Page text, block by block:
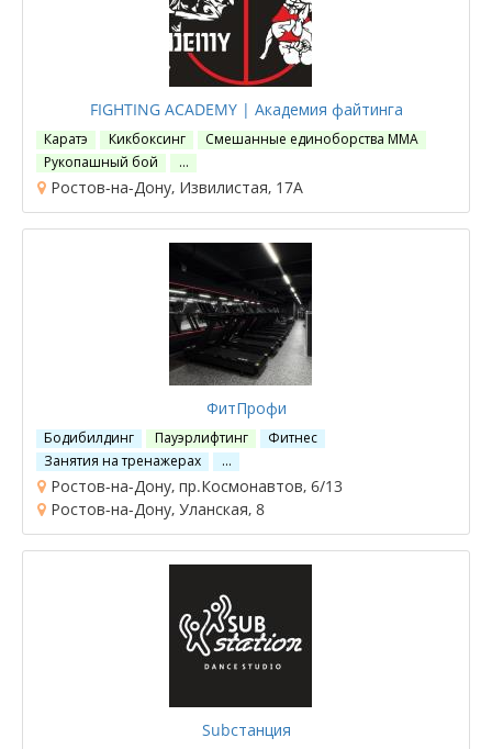
FIGHTING ACADEMY | Академия файтинга
Каратэ Кикбоксинг
Смешанные единоборства ММА
Рукопашный бой
…
Ростов-на-Дону, Извилистая, 17А
ФитПрофи
Бодибилдинг Пауэрлифтинг
Фитнес
Занятия на тренажерах
…
Ростов-на-Дону, пр.Космонавтов, 6/13
Ростов-на-Дону, Уланская, 8
Subстанция